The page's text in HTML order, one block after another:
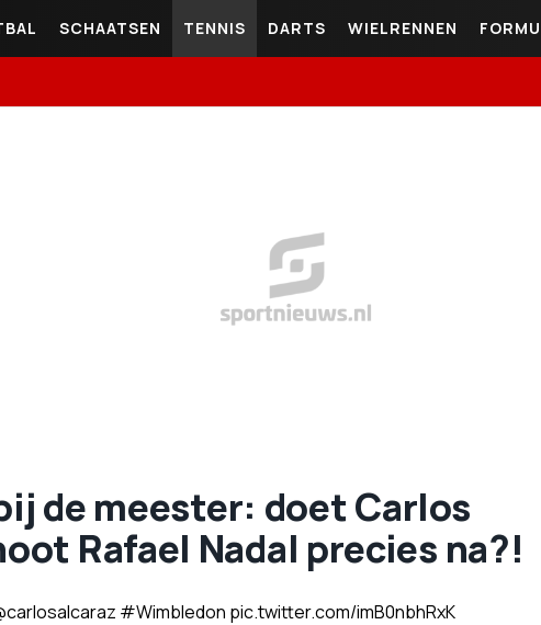
SCHAATSEN TENNIS DARTS WIELRENNEN
de meester: doet Carlos
Rafael Nadal precies na?!
#Wimbledon pic.twitter.com/imB0nbhRxK